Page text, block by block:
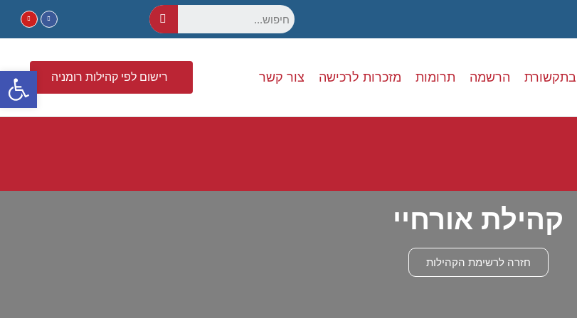
בתקשורת הרשמה תרומות מזכרות לרכישה צור קשר רישום לפי קהילות רומניה
קהילת אורחיי
חזרה לרשימת הקהילות
פתח סרגל נגישות